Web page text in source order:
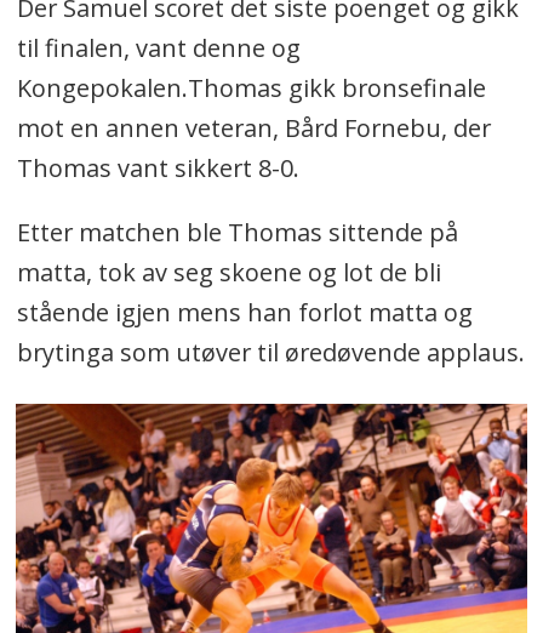
Der Samuel scoret det siste poenget og gikk
til finalen, vant denne og
Kongepokalen.Thomas gikk bronsefinale
mot en annen veteran, Bård Fornebu, der
Thomas vant sikkert 8-0.
Etter matchen ble Thomas sittende på
matta, tok av seg skoene og lot de bli
stående igjen mens han forlot matta og
brytinga som utøver til øredøvende applaus.